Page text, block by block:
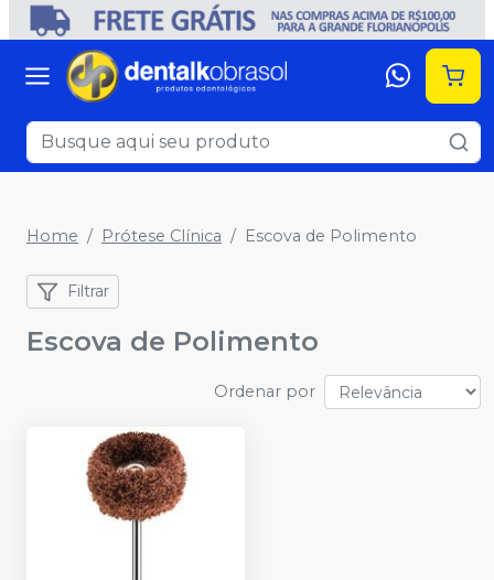
Home Prótese Clínica Escova de Polimento
Filtrar
Escova de Polimento
Ordenar por